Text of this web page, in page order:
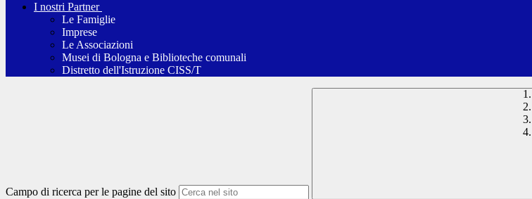
I nostri Partner
Le Famiglie
Imprese
Le Associazioni
Musei di Bologna e Biblioteche comunali
Distretto dell'Istruzione CISS/T
Campo di ricerca per le pagine del sito